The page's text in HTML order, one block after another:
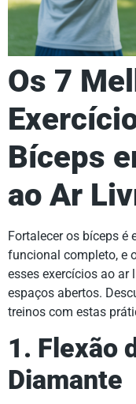
Os 7
Bíceps
ao Ar
Fortalecer os bíceps é
funcional completo, e
esses exercícios ao ar
espaços abertos.
treinos com estas
1. Flexão
Diamante